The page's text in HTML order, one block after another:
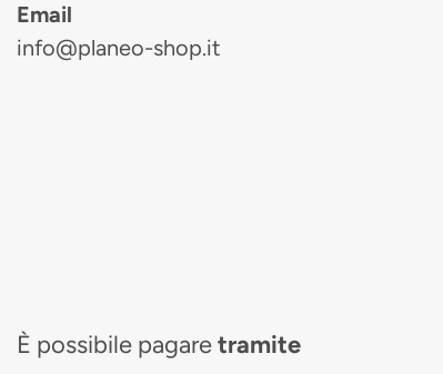
Email
info@planeo-shop.it
È possibile pagaretramite